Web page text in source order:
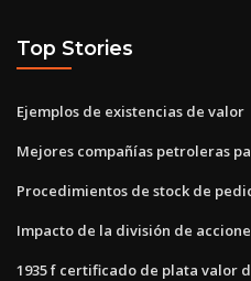
Top Stories
Ejemplos de existencias de valor
Mejores compañías petroleras
Procedimientos de stock de
Impacto de la división de
1935 f certificado de plata valor